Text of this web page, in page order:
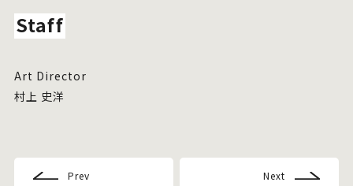
Staff
Art Director
村上 史洋
Prev Next